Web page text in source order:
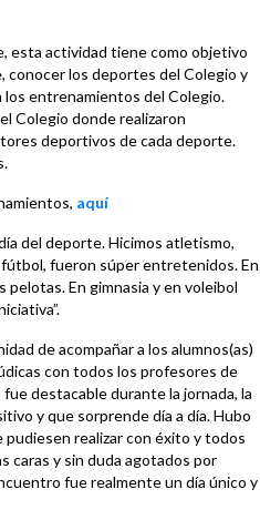
esta actividad tiene como objetivo
conocer los deportes del Colegio y
los entrenamientos del Colegio.
Colegio donde realizaron
deportivos de cada deporte.
aquí
del deporte. Hicimos atletismo,
fueron súper entretenidos. En
En gimnasia y en voleibol
de acompañar a los alumnos(as)
con todos los profesores de
destacable durante la jornada, la
y que sorprende día a día. Hubo
realizar con éxito y todos
caras y sin duda agotados por
fue realmente un día único y